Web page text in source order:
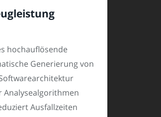
hochauflösende
Generierung von
Analysealgorithmen
Ausfallzeiten